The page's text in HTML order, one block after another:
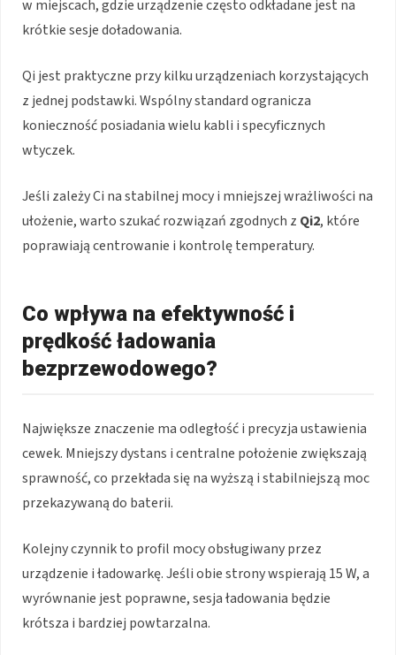
w miejscach, gdzie urządzenie często odkładane jest na
krótkie sesje doładowania.
Qi jest praktyczne przy kilku urządzeniach korzystających
z jednej podstawki. Wspólny standard ogranicza
konieczność posiadania wielu kabli i specyficznych
wtyczek.
Jeśli zależy Ci na stabilnej mocy i mniejszej wrażliwości na
ułożenie, warto szukać rozwiązań zgodnych z Qi2, które
poprawiają centrowanie i kontrolę temperatury.
Co wpływa na efektywność i
prędkość ładowania
bezprzewodowego?
Największe znaczenie ma odległość i precyzja ustawienia
cewek. Mniejszy dystans i centralne położenie zwiększają
sprawność, co przekłada się na wyższą i stabilniejszą moc
przekazywaną do baterii.
Kolejny czynnik to profil mocy obsługiwany przez
urządzenie i ładowarkę. Jeśli obie strony wspierają 15 W, a
wyrównanie jest poprawne, sesja ładowania będzie
krótsza i bardziej powtarzalna.